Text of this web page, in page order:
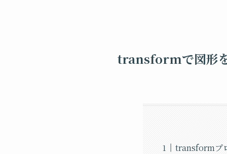
transformで図形
transformプ